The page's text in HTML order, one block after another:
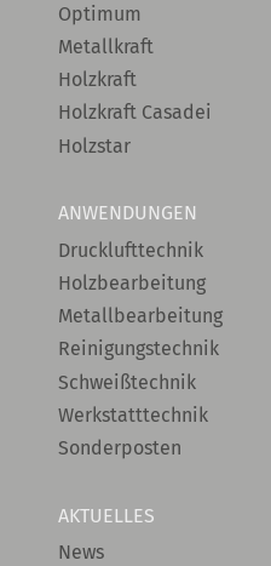
Optimum
Metallkraft
Holzkraft
Holzkraft Casadei
Holzstar
ANWENDUNGEN
Drucklufttechnik
Holzbearbeitung
Metallbearbeitung
Reinigungstechnik
Schweißtechnik
Werkstatttechnik
Sonderposten
AKTUELLES
News